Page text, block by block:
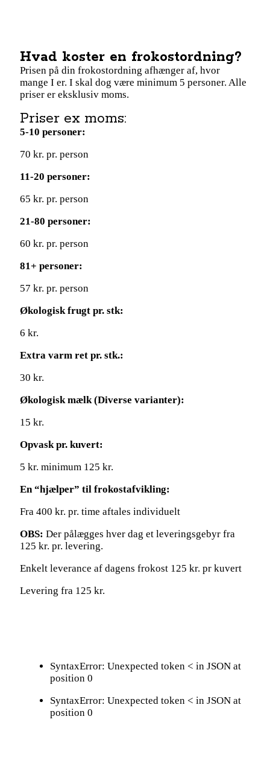
Hvad koster en frokostordning?
Prisen på din frokostordning afhænger af, hvor
mange I er. I skal dog være minimum 5 personer. Alle
priser er eksklusiv moms.
Priser ex moms:
5-10 personer:
70 kr. pr. person
11-20 personer:
65 kr. pr. person
21-80 personer:
60 kr. pr. person
81+ personer:
57 kr. pr. person
Økologisk frugt pr. stk:
6 kr.
Extra varm ret pr. stk.:
30 kr.
Økologisk mælk (Diverse varianter):
15 kr.
Opvask pr. kuvert:
5 kr. minimum 125 kr.
En “hjælper” til frokostafvikling:
Fra 400 kr. pr. time aftales individuelt
OBS: Der pålægges hver dag et leveringsgebyr fra
125 kr. pr. levering.
Enkelt leverance af dagens frokost 125 kr. pr kuvert
Levering fra 125 kr.
SyntaxError: Unexpected token < in JSON at
position 0
SyntaxError: Unexpected token < in JSON at
position 0